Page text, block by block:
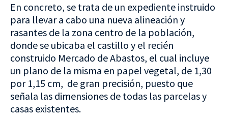
En concreto, se trata de un expediente instruido
para llevar a cabo una nueva alineación y
rasantes de la zona centro de la población,
donde se ubicaba el castillo y el recién
construido Mercado de Abastos, el cual incluye
un plano de la misma en papel vegetal, de 1,30
por 1,15 cm, de gran precisión, puesto que
señala las dimensiones de todas las parcelas y
casas existentes.